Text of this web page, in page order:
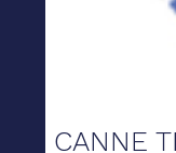
CANNE